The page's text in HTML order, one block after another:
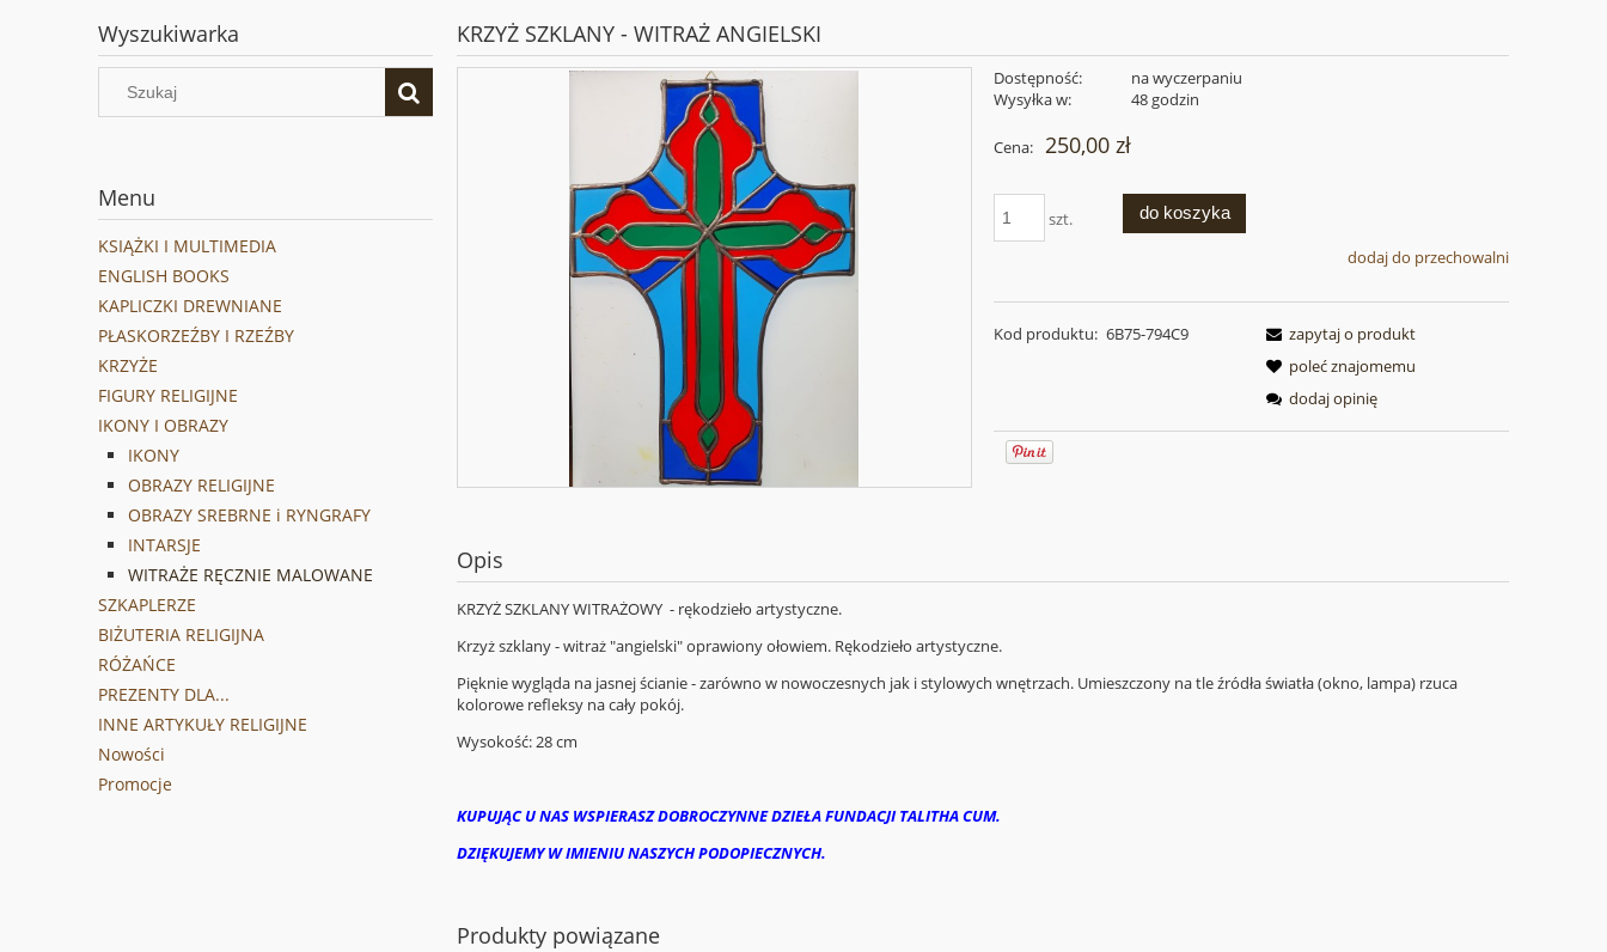
Wyszukiwarka
Menu
KSIĄŻKI I MULTIMEDIA
ENGLISH BOOKS
KAPLICZKI DREWNIANE
PŁASKORZEŹBY I RZEŹBY
KRZYŻE
FIGURY RELIGIJNE
IKONY I OBRAZY
IKONY
OBRAZY RELIGIJNE
OBRAZY SREBRNE i RYNGRAFY
INTARSJE
WITRAŻE RĘCZNIE MALOWANE
SZKAPLERZE
BIŻUTERIA RELIGIJNA
RÓŻAŃCE
PREZENTY DLA...
INNE ARTYKUŁY RELIGIJNE
Nowości
Promocje
KRZYŻ SZKLANY - WITRAŻ ANGIELSKI
Dostępność:
na wyczerpaniu
Wysyłka w:
48 godzin
Cena: 250,00 zł
szt. do koszyka
dodaj do przechowalni
Kod produktu: 6B75-794C9
zapytaj o produkt
poleć znajomemu
dodaj opinię
Opis
KRZYŻ SZKLANY WITRAŻOWY - rękodzieło artystyczne.
Krzyż szklany - witraż "angielski" oprawiony ołowiem. Rękodzieło artystyczne.
Pięknie wygląda na jasnej ścianie - zarówno w nowoczesnych jak i stylowych wnętrzach. Umieszczony na tle źródła światła (okno, lampa) rzuca
kolorowe refleksy na cały pokój.
Wysokość: 28 cm
KUPUJĄC U NAS WSPIERASZ DOBROCZYNNE DZIEŁA FUNDACJI TALITHA CUM.
DZIĘKUJEMY W IMIENIU NASZYCH PODOPIECZNYCH.
Produkty powiązane